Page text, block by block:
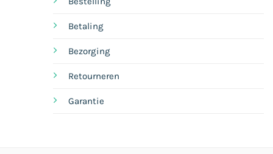
Betaling
Bezorging
Retourneren
Garantie